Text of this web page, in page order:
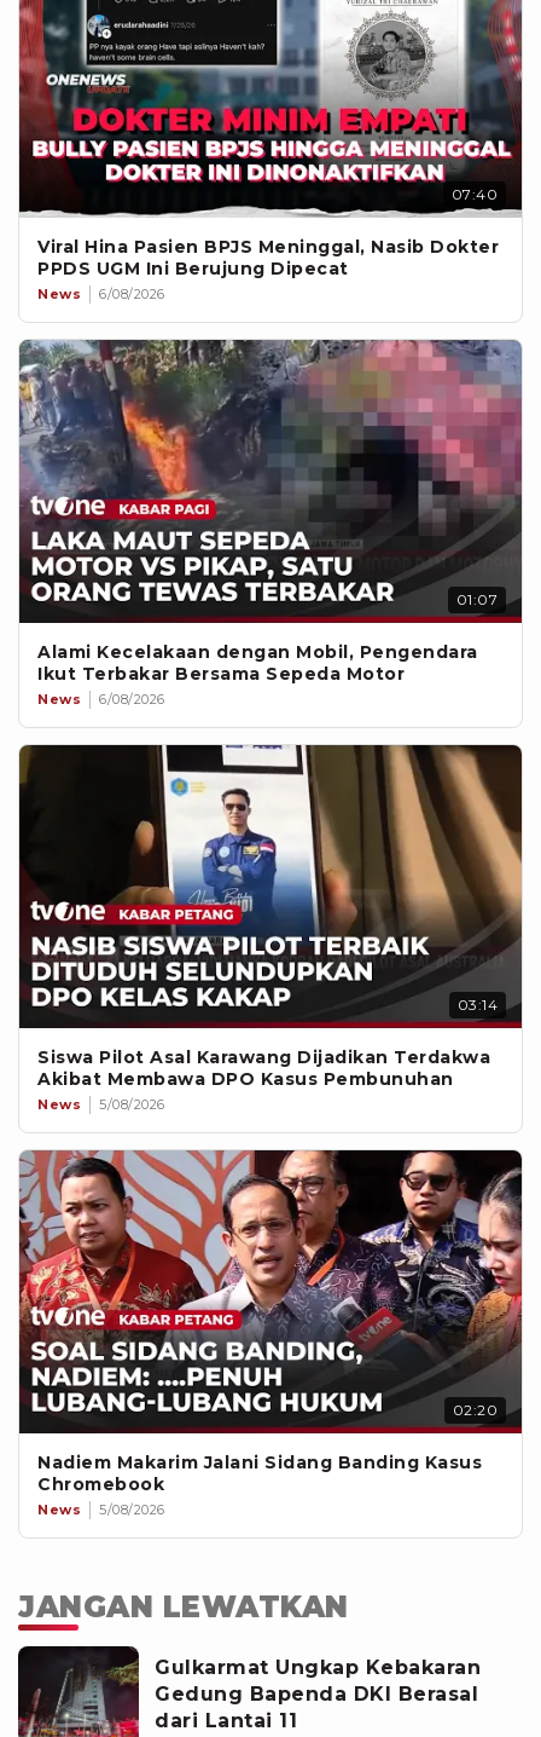
07:40
Viral Hina Pasien BPJS Meninggal, Nasib Dokter
PPDS UGM Ini Berujung Dipecat
News 6/08/2026
01:07
Alami Kecelakaan dengan Mobil, Pengendara
Ikut Terbakar Bersama Sepeda Motor
News 6/08/2026
03:14
Siswa Pilot Asal Karawang Dijadikan Terdakwa
Akibat Membawa DPO Kasus Pembunuhan
News 5/08/2026
02:20
Nadiem Makarim Jalani Sidang Banding Kasus
Chromebook
News 5/08/2026
JANGAN LEWATKAN
Gulkarmat Ungkap Kebakaran
Gedung Bapenda DKI Berasal
dari Lantai 11